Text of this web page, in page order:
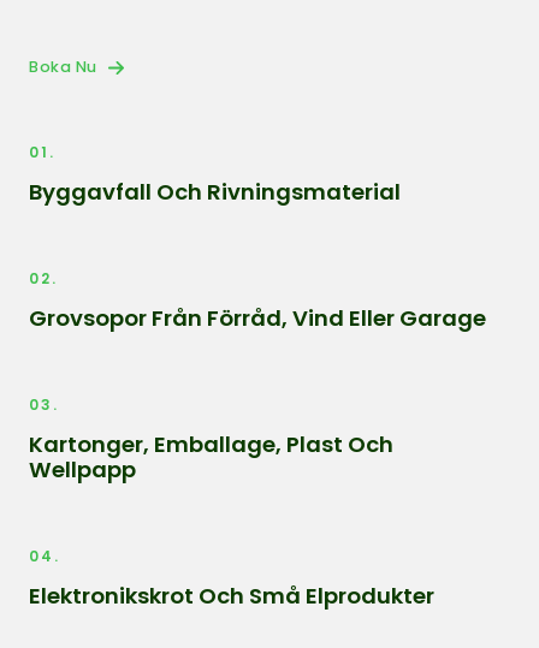
Boka Nu
01.
Byggavfall Och Rivningsmaterial
02.
Grovsopor Från Förråd, Vind Eller Garage
03.
Kartonger, Emballage, Plast Och
Wellpapp
04.
Elektronikskrot Och Små Elprodukter